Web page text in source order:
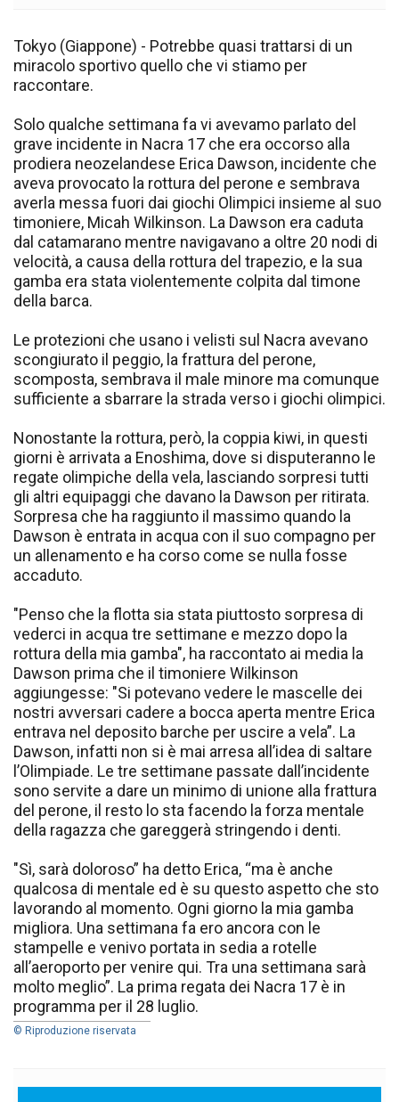
Tokyo (Giappone) - Potrebbe quasi trattarsi di un
miracolo sportivo quello che vi stiamo per
raccontare.
Solo qualche settimana fa vi avevamo parlato del
grave incidente in Nacra 17 che era occorso alla
prodiera neozelandese Erica Dawson, incidente che
aveva provocato la rottura del perone e sembrava
averla messa fuori dai giochi Olimpici insieme al suo
timoniere, Micah Wilkinson. La Dawson era caduta
dal catamarano mentre navigavano a oltre 20 nodi di
velocità, a causa della rottura del trapezio, e la sua
gamba era stata violentemente colpita dal timone
della barca.
Le protezioni che usano i velisti sul Nacra avevano
scongiurato il peggio, la frattura del perone,
scomposta, sembrava il male minore ma comunque
sufficiente a sbarrare la strada verso i giochi olimpici.
Nonostante la rottura, però, la coppia kiwi, in questi
giorni è arrivata a Enoshima, dove si disputeranno le
regate olimpiche della vela, lasciando sorpresi tutti
gli altri equipaggi che davano la Dawson per ritirata.
Sorpresa che ha raggiunto il massimo quando la
Dawson è entrata in acqua con il suo compagno per
un allenamento e ha corso come se nulla fosse
accaduto.
"Penso che la flotta sia stata piuttosto sorpresa di
vederci in acqua tre settimane e mezzo dopo la
rottura della mia gamba", ha raccontato ai media la
Dawson prima che il timoniere Wilkinson
aggiungesse: "Si potevano vedere le mascelle dei
nostri avversari cadere a bocca aperta mentre Erica
entrava nel deposito barche per uscire a vela”. La
Dawson, infatti non si è mai arresa all’idea di saltare
l’Olimpiade. Le tre settimane passate dall’incidente
sono servite a dare un minimo di unione alla frattura
del perone, il resto lo sta facendo la forza mentale
della ragazza che gareggerà stringendo i denti.
"Sì, sarà doloroso” ha detto Erica, “ma è anche
qualcosa di mentale ed è su questo aspetto che sto
lavorando al momento. Ogni giorno la mia gamba
migliora. Una settimana fa ero ancora con le
stampelle e venivo portata in sedia a rotelle
all’aeroporto per venire qui. Tra una settimana sarà
molto meglio”. La prima regata dei Nacra 17 è in
programma per il 28 luglio.
© Riproduzione riservata